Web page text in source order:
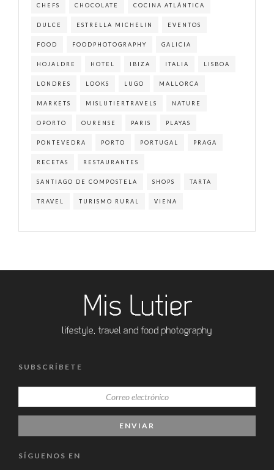
CHEFS CHOCOLATE COCINA ATLÁNTICA
DULCE ESTRELLA MICHELIN EVENTOS
FOOD FOODPHOTOGRAPHY GALICIA
HOJALDRE HOTEL IBIZA ITALIA LISBOA
LONDRES LOOKS LUGO MALLORCA
MARKETS MISLUTIERTRAVELS NATURE
OPORTO OURENSE PARIS PLAYAS
PONTEVEDRA PORTO PORTUGAL PRAGA
RECETAS RESTAURANTES
SANTIAGO DE COMPOSTELA SHOPS TARTA
TRAVEL TURISMO RURAL VIENA
SUBSCRÍBETE
SÍGUENOS EN